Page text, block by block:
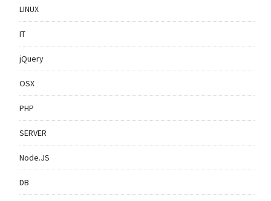
LINUX
IT
jQuery
OSX
PHP
SERVER
Node.JS
DB